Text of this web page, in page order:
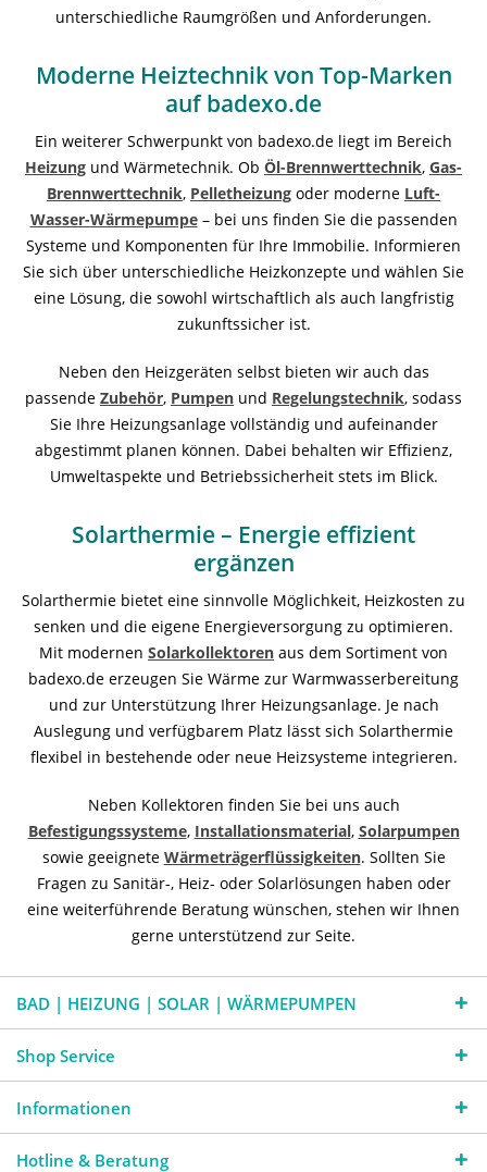
unterschiedliche Raumgrößen und Anforderungen.
Moderne Heiztechnik von Top-Marken
auf badexo.de
Ein weiterer Schwerpunkt von badexo.de liegt im Bereich
Heizung und Wärmetechnik. Ob Öl-Brennwerttechnik, Gas-
Brennwerttechnik, Pelletheizung oder moderne Luft-
Wasser-Wärmepumpe– bei uns finden Sie die passenden
Systeme und Komponenten für Ihre Immobilie. Informieren
Sie sich über unterschiedliche Heizkonzepte und wählen Sie
eine Lösung, die sowohl wirtschaftlich als auch langfristig
zukunftssicher ist.
Neben den Heizgeräten selbst bieten wir auch das
passende Zubehör, Pumpen und Regelungstechnik, sodass
Sie Ihre Heizungsanlage vollständig und aufeinander
abgestimmt planen können. Dabei behalten wir Effizienz,
Umweltaspekte und Betriebssicherheit stets im Blick.
Solarthermie – Energie effizient
ergänzen
Solarthermie bietet eine sinnvolle Möglichkeit, Heizkosten zu
senken und die eigene Energieversorgung zu optimieren.
Mit modernen Solarkollektoren aus dem Sortiment von
badexo.de erzeugen Sie Wärme zur Warmwasserbereitung
und zur Unterstützung Ihrer Heizungsanlage. Je nach
Auslegung und verfügbarem Platz lässt sich Solarthermie
flexibel in bestehende oder neue Heizsysteme integrieren.
Neben Kollektoren finden Sie bei uns auch
Befestigungssysteme, Installationsmaterial, Solarpumpen
sowie geeignete Wärmeträgerflüssigkeiten. Sollten Sie
Fragen zu Sanitär-, Heiz- oder Solarlösungen haben oder
eine weiterführende Beratung wünschen, stehen wir Ihnen
gerne unterstützend zur Seite.
BAD | HEIZUNG | SOLAR | WÄRMEPUMPEN
Shop Service
Informationen
Hotline & Beratung